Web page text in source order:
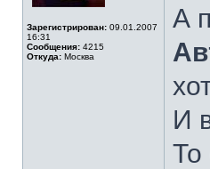
Зарегистрирован: 09.01.2007
16:31
Сообщения: 4215
Откуда: Москва
А
И
То